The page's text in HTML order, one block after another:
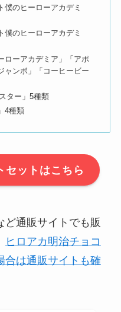
僕のヒーローアカデミ
僕のヒーローアカデミ
ローアカデミア」「アポ
ャンボ」「コーヒービー
ター」5種類
4種類
ットはこちら
ど通販サイトでも販
ヒロアカ明治チョコ
合は通販サイトも確